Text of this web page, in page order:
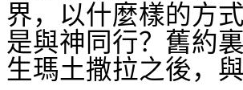
界，以什麼樣的方
是與神同行？舊約
生瑪土撒拉之後，